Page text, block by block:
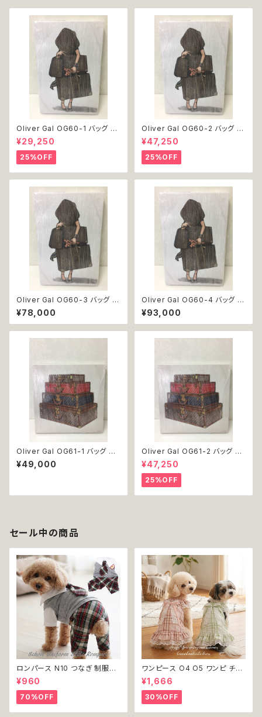
Oliver Gal OG60-1 バッグ 絵
アート インテリア お祝い 贈り物
プレゼント 結婚 新築 開店 周年
バースデイ 誕生日 ご褒美
¥29,250
25%OFF
Oliver Gal OG60-2 バッグ 絵
アート インテリア お祝い 贈り物
プレゼント 結婚 新築 開店 周年
バースデイ 誕生日 ご褒美
¥47,250
25%OFF
Oliver Gal OG60-3 バッグ 絵
アート インテリア お祝い 贈り物
プレゼント 結婚 新築 開店 周年
バースデイ 誕生日 ご褒美
¥78,000
Oliver Gal OG60-4 バッグ 絵
アート インテリア お祝い 贈り物
プレゼント 結婚 新築 開店 周年
バースデイ 誕生日 ご褒美
¥93,000
Oliver Gal OG61-1 バッグ ト
ランク 絵 アート インテリア お
祝い 贈り物 プレゼント 結婚 新
¥49,000
Oliver Gal OG61-2 バッグ ト
ランク 絵 アート インテリア お
祝い 贈り物 プレゼント 結婚 新
築 開店 周年 バースデイ 誕生日
ご褒美
¥47,250
25%OFF
セール中の商品
ロンパース N10 つなぎ 制服風
チェック柄 グレー 灰色 コスチュ
ーム コスプレ ドッグウェア dog
犬 猫 ペット 服 犬服 洋服 オシ
ャレ かわいい 小型犬 返品交換
不可
¥960
70%OFF
ワンピース O4 O5 ワンピ チェ
ック プリーツ レース 女の子 犬
犬服 小型 猫 服 洋服 ペット do
g ドッグウェア おしゃれ かわい
い 返品交換不可
¥1,666
30%OFF